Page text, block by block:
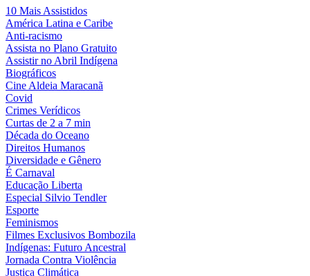
10 Mais Assistidos
América Latina e Caribe
Anti-racismo
Assista no Plano Gratuito
Assistir no Abril Indígena
Biográficos
Cine Aldeia Maracanã
Covid
Crimes Verídicos
Curtas de 2 a 7 min
Década do Oceano
Direitos Humanos
Diversidade e Gênero
É Carnaval
Educação Liberta
Especial Silvio Tendler
Esporte
Feminismos
Filmes Exclusivos Bombozila
Indígenas: Futuro Ancestral
Jornada Contra Violência
Justiça Climática